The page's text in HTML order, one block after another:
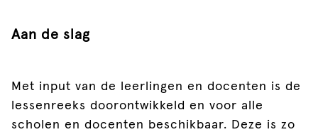
Aan de slag
Met input van de leerlingen en docenten is de
lessenreeks doorontwikkeld en voor alle
scholen en docenten beschikbaar. Deze is zo